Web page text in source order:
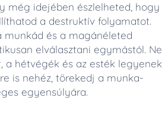
még idejében észlelheted, hogy
a destruktív folyamatot.
munkád és a magánéleted
elválasztani egymástól. Ne
a hétvégék és az esték legyenek
is nehéz, törekedj a munka-
egyensúlyára.